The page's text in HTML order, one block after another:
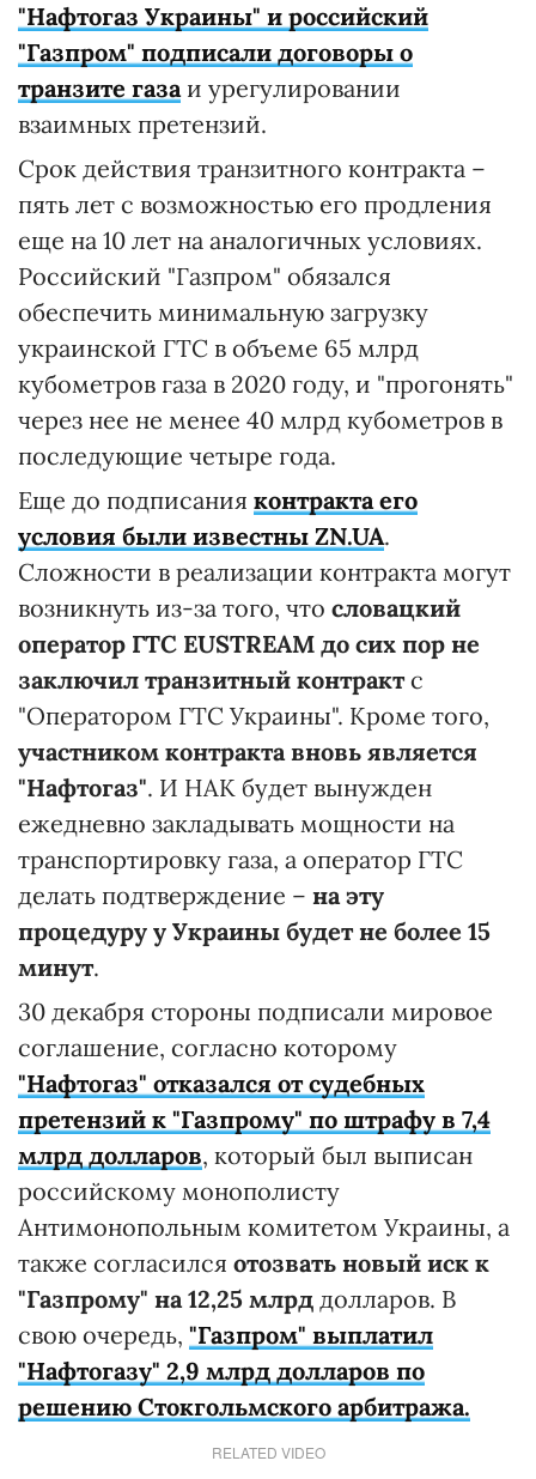
"Нафтогаз Украины" и российский
"Газпром" подписали договоры о
транзите газаи урегулировании
взаимных претензий.
Срок действия транзитного контракта –
пять лет с возможностью его продления
еще на 10 лет на аналогичных условиях.
Российский "Газпром" обязался
обеспечить минимальную загрузку
украинской ГТС в объеме 65 млрд
кубометров газа в 2020 году, и "прогонять"
через нее не менее 40 млрд кубометров в
последующие четыре года.
Еще до подписания контракта его
условия были известны ZN.UA.
Сложности в реализации контракта могут
возникнуть из-за того, что словацкий
оператор ГТС EUSTREAM до сих пор не
заключил транзитный контрактс
"Оператором ГТС Украины". Кроме того,
участником контракта вновь является
"Нафтогаз". И НАК будет вынужден
ежедневно закладывать мощности на
транспортировку газа, а оператор ГТС
делать подтверждение – на эту
процедуру у Украины будет не более 15
минут.
30 декабря стороны подписали мировое
соглашение, согласно которому
"Нафтогаз" отказался от судебных
претензий к "Газпрому" по штрафу в 7,4
млрд долларов, который был выписан
российскому монополисту
Антимонопольным комитетом Украины, а
также согласился отозвать новый иск к
"Газпрому" на 12,25 млрд долларов. В
свою очередь, "Газпром" выплатил
"Нафтогазу" 2,9 млрд долларов по
решению Стокгольмского арбитража.
RELATED VIDEO